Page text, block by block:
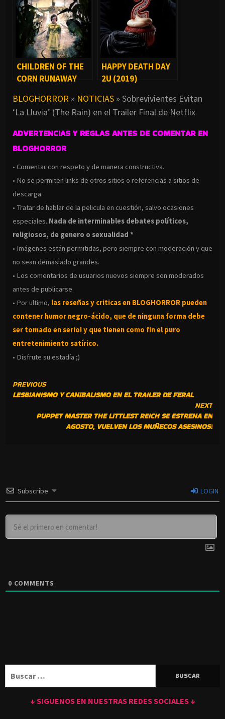
CHILDREN OF THE
CORN RUNAWAY
HAPPY DEATH DAY
2U (2019)
BLOGHORROR » NOTICIAS » Sobrevivientes Evitan
‘La Lluvia’ (The Rain) en el Trailer Final de Netflix
ADVERTENCIAS Y REGLAS ANTES DE COMENTAR EN
BLOGHORROR
• Comentar con respeto y de manera constructiva.
• No se permiten links de otros sitios o referencias a sitios de
descarga.
• Tratar de hablar de la pelicula en cuestión, salvo ocasiones
especiales. Nada de interminables debates políticos,
religiosos, de genero o sexualidad *
• Imágenes están permitidas, pero siempre con moderación y que
no sean demasiado grandes.
• Los comentarios de usuarios nuevos siempre son moderados
antes de publicarse.
• Por ultimo, las reseñas y criticas en BLOGHORROR pueden
contener humor negro-ácido, que de ninguna forma debe
ser tomado en serio! y que tienen como fin el puro
entretenimiento satírico.
• Disfrute su estadía ;)
CONTINUE
READING
PREVIOUS
LESBIANISMO Y CANIBALISMO EN EL TRAILER DE FERAL
NEXT
PUPPET MASTER THE LITTLEST REICH SE ESTRENA EN
AGOSTO, VUELVEN LOS MUÑECOS ASESINOS!
Subscribe LOGIN
0 COMMENTS
↓ SIGUENOS EN NUESTRAS REDES SOCIALES ↓